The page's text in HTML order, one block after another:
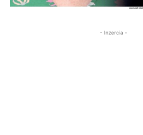
- Inzercia -